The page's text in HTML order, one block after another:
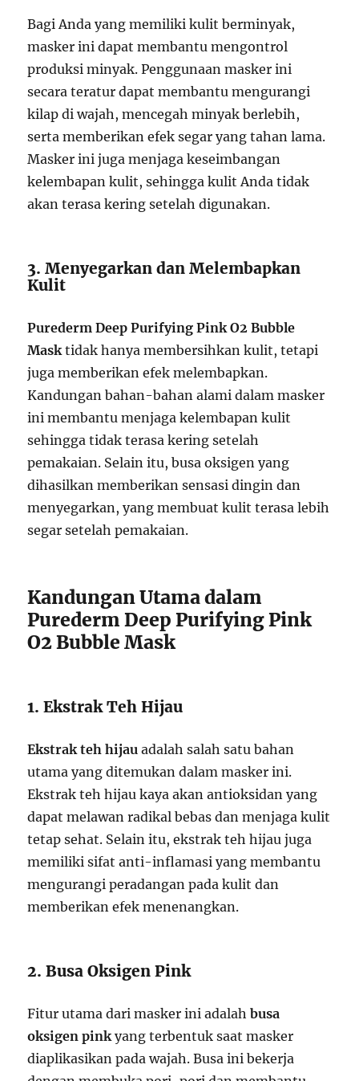
Bagi Anda yang memiliki kulit berminyak,
masker ini dapat membantu mengontrol
produksi minyak. Penggunaan masker ini
secara teratur dapat membantu mengurangi
kilap di wajah, mencegah minyak berlebih,
serta memberikan efek segar yang tahan lama.
Masker ini juga menjaga keseimbangan
kelembapan kulit, sehingga kulit Anda tidak
akan terasa kering setelah digunakan.
3. Menyegarkan dan Melembapkan
Kulit
Purederm Deep Purifying Pink O2 Bubble
Masktidak hanya membersihkan kulit, tetapi
juga memberikan efek melembapkan.
Kandungan bahan-bahan alami dalam masker
ini membantu menjaga kelembapan kulit
sehingga tidak terasa kering setelah
pemakaian. Selain itu, busa oksigen yang
dihasilkan memberikan sensasi dingin dan
menyegarkan, yang membuat kulit terasa lebih
segar setelah pemakaian.
Kandungan Utama dalam
Purederm Deep Purifying Pink
O2 Bubble Mask
1. Ekstrak Teh Hijau
Ekstrak teh hijau adalah salah satu bahan
utama yang ditemukan dalam masker ini.
Ekstrak teh hijau kaya akan antioksidan yang
dapat melawan radikal bebas dan menjaga kulit
tetap sehat. Selain itu, ekstrak teh hijau juga
memiliki sifat anti-inflamasi yang membantu
mengurangi peradangan pada kulit dan
memberikan efek menenangkan.
2. Busa Oksigen Pink
Fitur utama dari masker ini adalahbusa
oksigen pinkyang terbentuk saat masker
diaplikasikan pada wajah. Busa ini bekerja